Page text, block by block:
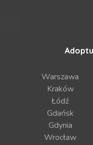
Warszawa
Kraków
Łódź
Gdańsk
Gdynia
Wrocław